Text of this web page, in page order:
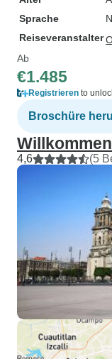
Sprache
Reiseveranstalter
Ab
€1.485
Registrieren to
Broschüre
4,6 (5